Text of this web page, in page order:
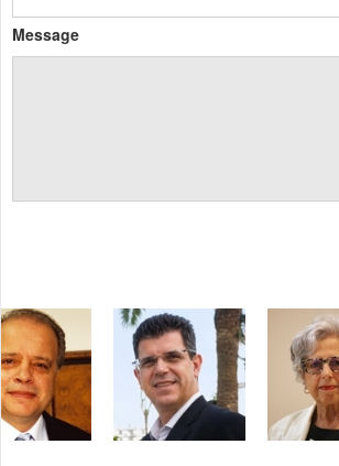
Message